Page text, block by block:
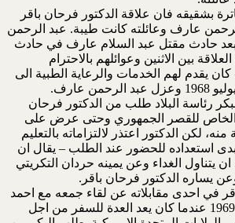
بشقيقه فان علاقة الدكتور فرحان باقر
عارف وعائلته كانت طيبة. عبد الرحمن
حادث مقتل عبد السلام عارف في حادث
بين الاثنين وعوائلهم بالاحترام
يقدم لهم الخدمات والرعاية الطبية الى
عارف.
رئاسة البلاد طلب من الدكتور فرحان
الخاص للقصر الجمهوري وحتى عرض على
منه، لكن الدكتور اعتذر لالتزاماته بالتعليم
استعداده للحضور عند الطلب – يقال ان
يتناول الغداء وعن يمينه حردان التكريتي
يساره الدكتور فرحان باقر.
في احدى مقابلاته عن لقاء جمعه مع احمد
حسن البكر في صيف 1969 عندما كان يعد العدة للسفر من اجل